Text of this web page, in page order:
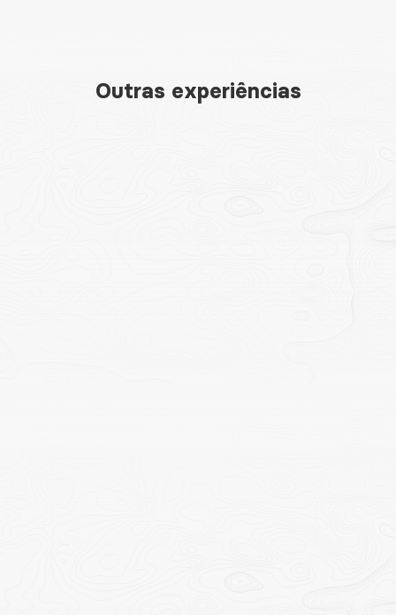
Outras experiências